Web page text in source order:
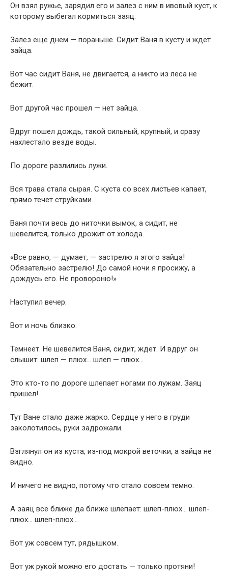
Он взял ружье, зарядил его и залез с ним в ивовый куст, к
которому выбегал кормиться заяц.
Залез еще днем — пораньше. Сидит Ваня в кусту и ждет
зайца.
Вот час сидит Ваня, не двигается, а никто из леса не
бежит.
Вот другой час прошел — нет зайца.
Вдруг пошел дождь, такой сильный, крупный, и сразу
нахлестало везде воды.
По дороге разлились лужи.
Вся трава стала сырая. С куста со всех листьев капает,
прямо течет струйками.
Ваня почти весь до ниточки вымок, а сидит, не
шевелится, только дрожит от холода.
«Все равно, — думает, — застрелю я этого зайца!
Обязательно застрелю! До самой ночи я просижу, а
дождусь его. Не провороню!»
Наступил вечер.
Вот и ночь близко.
Темнеет. Не шевелится Ваня, сидит, ждет. И вдруг он
слышит: шлеп — плюх… шлеп — плюх…
Это кто-то по дороге шлепает ногами по лужам. Заяц
пришел!
Тут Ване стало даже жарко. Сердце у него в груди
заколотилось, руки задрожали.
Взглянул он из куста, из-под мокрой веточки, а зайца не
видно.
И ничего не видно, потому что стало совсем темно.
А заяц все ближе да ближе шлепает: шлеп-плюх… шлеп-
плюх… шлеп-плюх…
Вот уж совсем тут, рядышком.
Вот уж рукой можно его достать — только протяни!